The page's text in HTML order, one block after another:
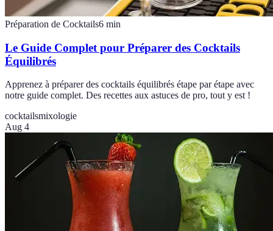
Préparation de Cocktails6 min
Le Guide Complet pour Préparer des Cocktails
Équilibrés
Apprenez à préparer des cocktails équilibrés étape par étape avec
notre guide complet. Des recettes aux astuces de pro, tout y est !
cocktailsmixologie
Aug 4